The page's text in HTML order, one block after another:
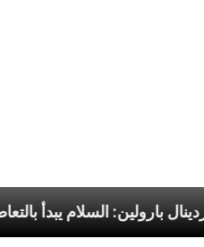
الكاردينال بارولين: